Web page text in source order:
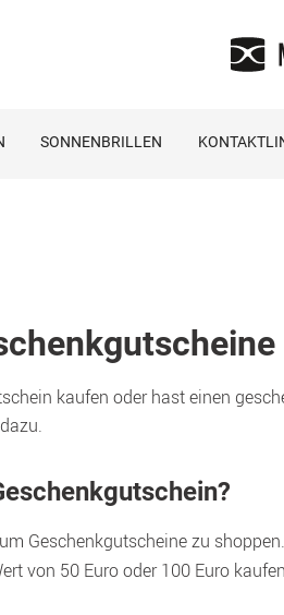
SONNENBRILLEN
kaufen oder hast einen
Geschenkgutscheine zu shoppen.
von 50 Euro oder 100 Euro